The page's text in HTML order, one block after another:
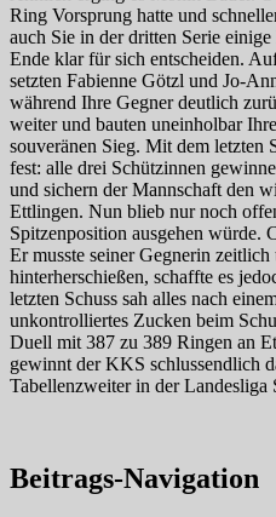
Ring Vorsprung hatte und
auch Sie in der dritten Serie
Ende klar für sich entscheiden.
setzten Fabienne Götzl und Jo-
während Ihre Gegner deutlich
weiter und bauten uneinholbar
souveränen Sieg. Mit dem letzten
fest: alle drei Schützinnen
und sichern der Mannschaft den
Ettlingen. Nun blieb nur noch
Spitzenposition ausgehen würde.
Er musste seiner Gegnerin
hinterherschießen, schaffte es
letzten Schuss sah alles nach
unkontrolliertes Zucken beim
Duell mit 387 zu 389 Ringen an
gewinnt der KKS schlussendlich
Tabellenzweiter in der Landesliga
Beitrags-Navigation